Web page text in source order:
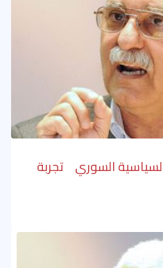
السياسية السوري تجربة